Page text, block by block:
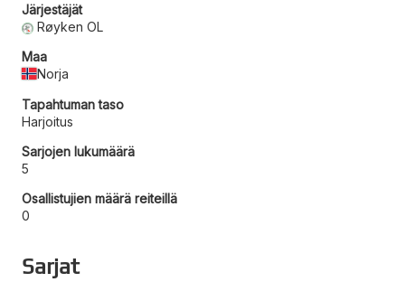
Järjestäjät
Røyken OL
Maa
Norja
Tapahtuman taso
Harjoitus
Sarjojen lukumäärä
5
Osallistujien määrä reiteillä
0
Sarjat